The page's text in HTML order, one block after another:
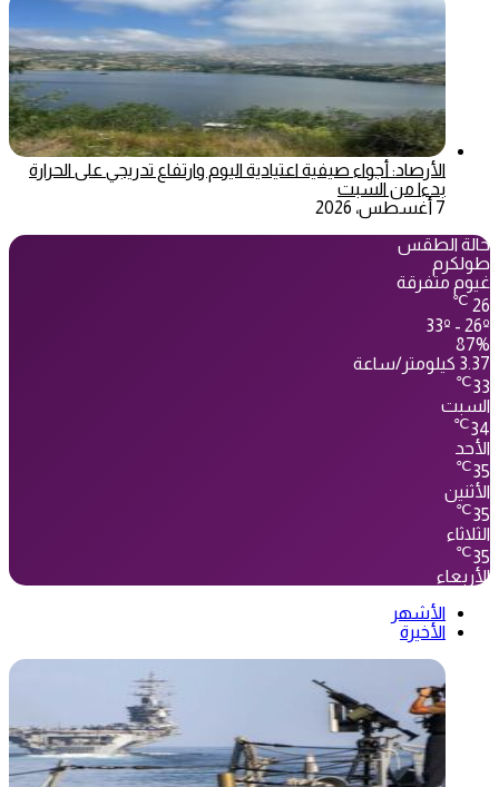
الأرصاد: أجواء صيفية اعتيادية اليوم وارتفاع تدريجي على الحرارة
بدءا من السبت
7 أغسطس، 2026
حالة الطقس
طولكرم
غيوم متفرقة
26
℃
33º - 26º
87%
3.37 كيلومتر/ساعة
33
℃
السبت
34
℃
الأحد
35
℃
الأثنين
35
℃
الثلاثاء
35
℃
الأربعاء
الأشهر
الأخيرة